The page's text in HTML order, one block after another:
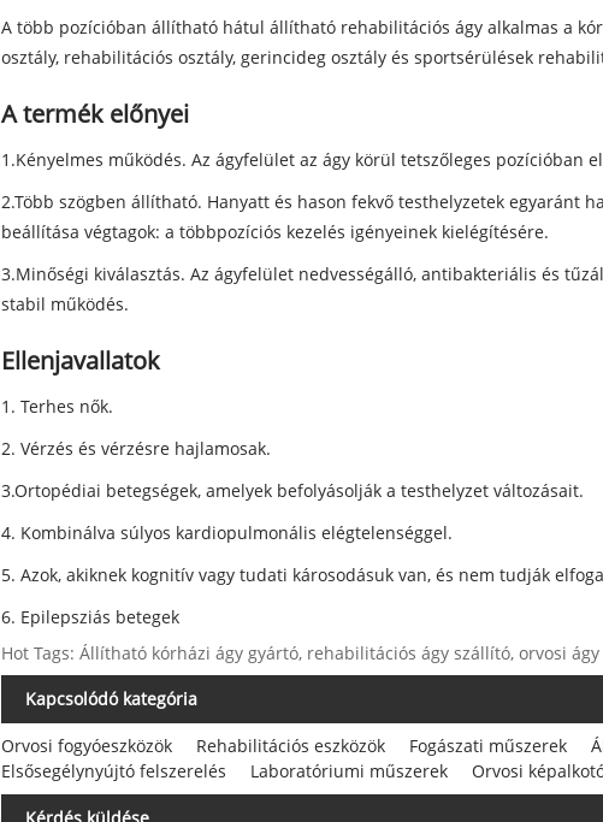
A több pozícióban állítható hátul állítható rehabilitációs ágy alkalmas a
osztály, rehabilitációs osztály, gerincideg osztály és sportsérülések
A termék előnyei
1.Kényelmes működés. Az ágyfelület az ágy körül tetszőleges pozícióban
2.Több szögben állítható. Hanyatt és hason fekvő testhelyzetek egyaránt
beállítása végtagok: a többpozíciós kezelés igényeinek kielégítésére.
3.Minőségi kiválasztás. Az ágyfelület nedvességálló, antibakteriális és
stabil működés.
Ellenjavallatok
1. Terhes nők.
2. Vérzés és vérzésre hajlamosak.
3.Ortopédiai betegségek, amelyek befolyásolják a testhelyzet változásait.
4. Kombinálva súlyos kardiopulmonális elégtelenséggel.
5. Azok, akiknek kognitív vagy tudati károsodásuk van, és nem tudják
6. Epilepsziás betegek
Hot Tags: Állítható kórházi ágy gyártó, rehabilitációs ágy szállító, orvosi
Kapcsolódó kategória
Orvosi fogyóeszközök Rehabilitációs eszközök Fogászati ​​műszerek
Elsősegélynyújtó felszerelés
Laboratóriumi műszerek Orvosi
Kérdés küldése